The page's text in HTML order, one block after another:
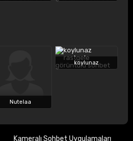
Nutelaa
koylunaz
Kameralı Sohbet Uygulamaları